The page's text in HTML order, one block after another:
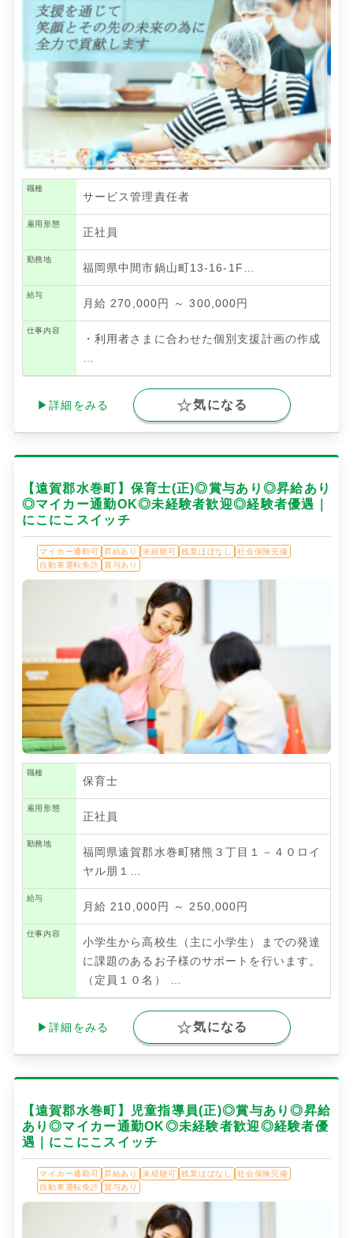
職種
サービス管理責任者
雇用形態
正社員
勤務地
福岡県中間市鍋山町13-16-1F…
給与
月給 270,000円 ～ 300,000円
仕事内容
・利用者さまに合わせた個別支援計画の作成
▶詳細をみる 気になる
【遠賀郡水巻町】保育士(正)◎賞与あり◎昇給あり
◎マイカー通勤OK◎未経験者歓迎◎経験者優遇｜
にこにこスイッチ
マイカー通勤可 昇給あり 未経験可 残業ほぼなし
社会保険完備
自動車運転免許
賞与あり
職種
保育士
雇用形態
正社員
勤務地
福岡県遠賀郡水巻町猪熊３丁目１－４０ロイ
ヤル朋１…
給与
月給 210,000円 ～ 250,000円
仕事内容
小学生から高校生（主に小学生）までの発達
に課題のあるお子様のサポートを行います。
（定員１０名）
▶詳細をみる 気になる
【遠賀郡水巻町】児童指導員(正)◎賞与あり◎昇給
あり◎マイカー通勤OK◎未経験者歓迎◎経験者優
遇｜にこにこスイッチ
マイカー通勤可 昇給あり 未経験可 残業ほぼなし
社会保険完備
自動車運転免許
賞与あり